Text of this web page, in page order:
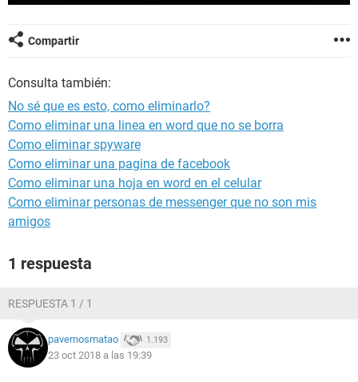
Compartir
Consulta también:
No sé que es esto, como eliminarlo?
Como eliminar una linea en word que no se borra
Como eliminar spyware
Como eliminar una pagina de facebook
Como eliminar una hoja en word en el celular
Como eliminar personas de messenger que no son mis
amigos
1 respuesta
RESPUESTA 1 / 1
pavernosmatao 1.193
23 oct 2018 a las 19:39